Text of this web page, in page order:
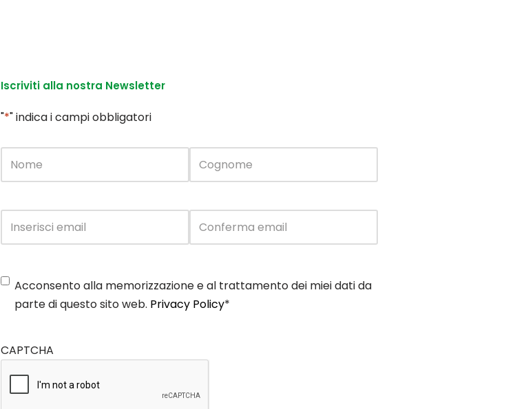
Iscriviti alla nostra Newsletter
"*" indica i campi obbligatori
Consenso
Privacy*
Acconsento alla memorizzazione e al trattamento dei miei dati da
parte di questo sito web. Privacy Policy*
CAPTCHA